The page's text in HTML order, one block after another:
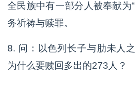
全民族中有一部分人被奉献为
务祈祷与赎罪。
8. 问：以色列长子与肋未人
为什么要赎回多出的273人？